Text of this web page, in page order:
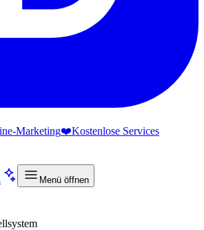
Marketing❤️Kostenlose Services
Menü öffnen